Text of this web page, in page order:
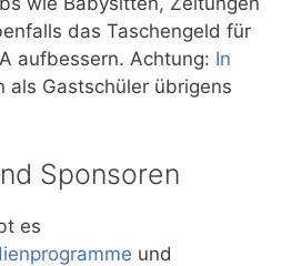
das Taschengeld für
aufbessern. Achtung: In
als Gastschüler übrigens
Sponsoren
es
und